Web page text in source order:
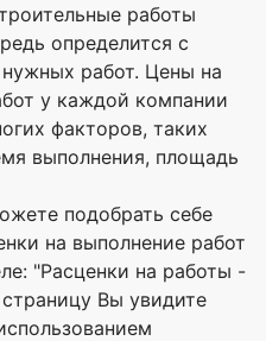
работы
определится с
работ. Цены на
у каждой компании
факторов, таких
выполнения, площадь
подобрать себе
на выполнение работ
"Расценки на работы -
Вы увидите